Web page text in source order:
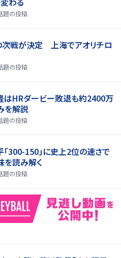
題の投稿
次戦が決定 上海でアオリチロ
題の投稿
はHRダービー敗退も約2400万
を解説
題の投稿
「300-150」に史上2位の速さで
読み解く
題の投稿